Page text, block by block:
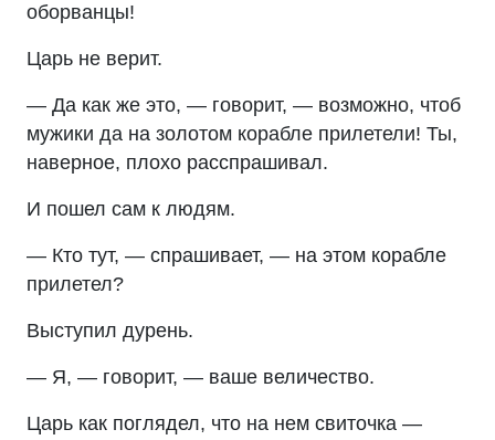
оборванцы!
Царь не верит.
— Да как же это, — говорит, — возможно, чтоб
мужики да на золотом корабле прилетели! Ты,
наверное, плохо расспрашивал.
И пошел сам к людям.
— Кто тут, — спрашивает, — на этом корабле
прилетел?
Выступил дурень.
— Я, — говорит, — ваше величество.
Царь как поглядел, что на нем свиточка —